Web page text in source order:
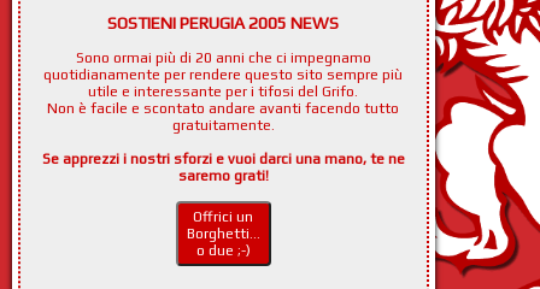
SOSTIENI PERUGIA 2005 NEWS
Sono ormai più di 20 anni che ci impegnamo
quotidianamente per rendere questo sito sempre più
utile e interessante per i tifosi del Grifo.
Non è facile e scontato andare avanti facendo tutto
gratuitamente.
Se apprezzi i nostri sforzi e vuoi darci una mano, te ne
saremo grati!
Offrici un
Borghetti...
o due ;-)